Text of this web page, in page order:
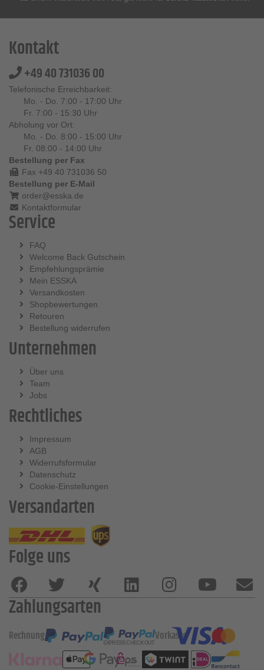
Kontakt
+49 40 731036 00
Telefonische Erreichbarkeit:
Mo. - Do. 7:00 - 17:00 Uhr
Fr. 7:00 - 15:30 Uhr
Abholung vor Ort:
Mo. - Do. 8:00 - 15:00 Uhr
Fr. 08:00 - 14:00 Uhr
Bestellung per Fax
Fax +49 40 731036 50
Bestellung per E-Mail
order@esska.de
Kontaktformular
Service
FAQ
Welcome Back Gutschein
Empfehlungsprämie
Mein ESSKA
Versandkosten
Shopbewertungen
Retouren
Bestellung widerrufen
Unternehmen
Über uns
Team
Jobs
Rechtliches
Impressum
AGB
Widerrufsformular
Datenschutz
Cookie-Einstellungen
Versandarten
Folge uns
Zahlungsarten
Rechnung Vorkasse